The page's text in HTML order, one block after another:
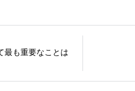
最も重要なことは